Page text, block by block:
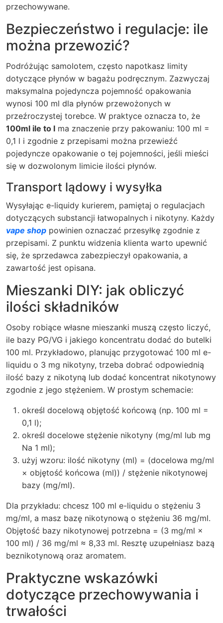
przechowywane.
Bezpieczeństwo i regulacje: ile
można przewozić?
Podróżując samolotem, często napotkasz limity
dotyczące płynów w bagażu podręcznym. Zazwyczaj
maksymalna pojedyncza pojemność opakowania
wynosi 100 ml dla płynów przewożonych w
przeźroczystej torebce. W praktyce oznacza to, że
100ml ile to l ma znaczenie przy pakowaniu: 100 ml =
0,1 l i zgodnie z przepisami można przewieźć
pojedyncze opakowanie o tej pojemności, jeśli mieści
się w dozwolonym limicie ilości płynów.
Transport lądowy i wysyłka
Wysyłając e-liquidy kurierem, pamiętaj o regulacjach
dotyczących substancji łatwopalnych i nikotyny. Każdy
vape shop powinien oznaczać przesyłkę zgodnie z
przepisami. Z punktu widzenia klienta warto upewnić
się, że sprzedawca zabezpieczył opakowania, a
zawartość jest opisana.
Mieszanki DIY: jak obliczyć
ilości składników
Osoby robiące własne mieszanki muszą często liczyć,
ile bazy PG/VG i jakiego koncentratu dodać do butelki
100 ml. Przykładowo, planując przygotować 100 ml e-
liquidu o 3 mg nikotyny, trzeba dobrać odpowiednią
ilość bazy z nikotyną lub dodać koncentrat nikotynowy
zgodnie z jego stężeniem. W prostym schemacie:
określ docelową objętość końcową (np. 100 ml =
0,1 l);
określ docelowe stężenie nikotyny (mg/ml lub mg
Na 1 ml);
użyj wzoru: ilość nikotyny (ml) = (docelowa mg/ml
× objętość końcowa (ml)) / stężenie nikotynowej
bazy (mg/ml).
Dla przykładu: chcesz 100 ml e-liquidu o stężeniu 3
mg/ml, a masz bazę nikotynową o stężeniu 36 mg/ml.
Objętość bazy nikotynowej potrzebna = (3 mg/ml ×
100 ml) / 36 mg/ml ≈ 8,33 ml. Resztę uzupełniasz bazą
beznikotynową oraz aromatem.
Praktyczne wskazówki
dotyczące przechowywania i
trwałości